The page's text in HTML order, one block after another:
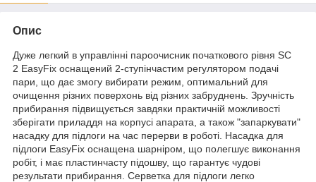
Опис
Дуже легкий в управлінні пароочисник початкового рівня SC
2 EasyFix оснащений 2-ступінчастим регулятором подачі
пари, що дає змогу вибирати режим, оптимальний для
очищення різних поверхонь від різних забруднень. Зручність
прибирання підвищується завдяки практичній можливості
зберігати приладдя на корпусі апарата, а також "запаркувати"
насадку для підлоги на час перерви в роботі. Насадка для
підлоги EasyFix оснащена шарніром, що полегшує виконання
робіт, і має пластинчасту підошву, що гарантує чудові
результати прибирання. Серветка для підлоги легко